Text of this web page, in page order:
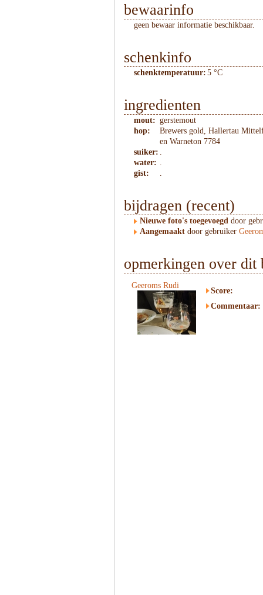
bewaarinfo
geen bewaar informatie beschikbaar.
schenkinfo
schenktemperatuur: 5 °C
ingredienten
mout: gerstemout
hop:
Brewers gold, Hallertau
en Warneton 7784
suiker: .
water: .
gist:
.
bijdragen (recent)
Nieuwe foto's toegevoegd door
Aangemaakt door gebruiker
opmerkingen over dit
Geeroms Rudi
Score:
Commentaar: